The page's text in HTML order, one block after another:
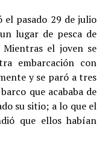
el pasado 29 de julio
lugar de pesca de
el joven se
embarcación con
y se paró a tres
que acababa de
su sitio; a lo que el
que ellos habían